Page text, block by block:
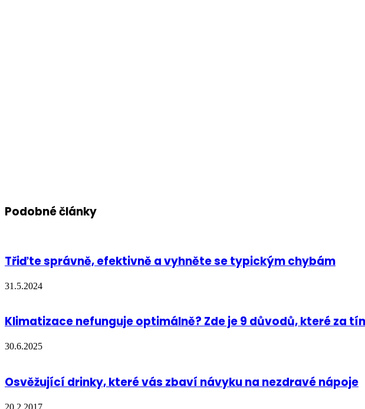
Podobné články
Třiďte správně, efektivně a vyhněte se typickým chybám
31.5.2024
Klimatizace nefunguje optimálně? Zde je 9 důvodů, které za
30.6.2025
Osvěžující drinky, které vás zbaví návyku na nezdravé nápoje
20.2.2017